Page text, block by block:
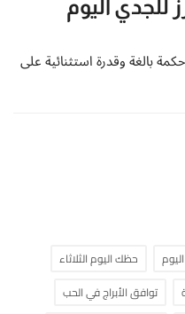
للجدي اليوم
بالغة وقدرة استثنائية على
حظك اليوم الثلاثاء
توافق الأبراج في الحب